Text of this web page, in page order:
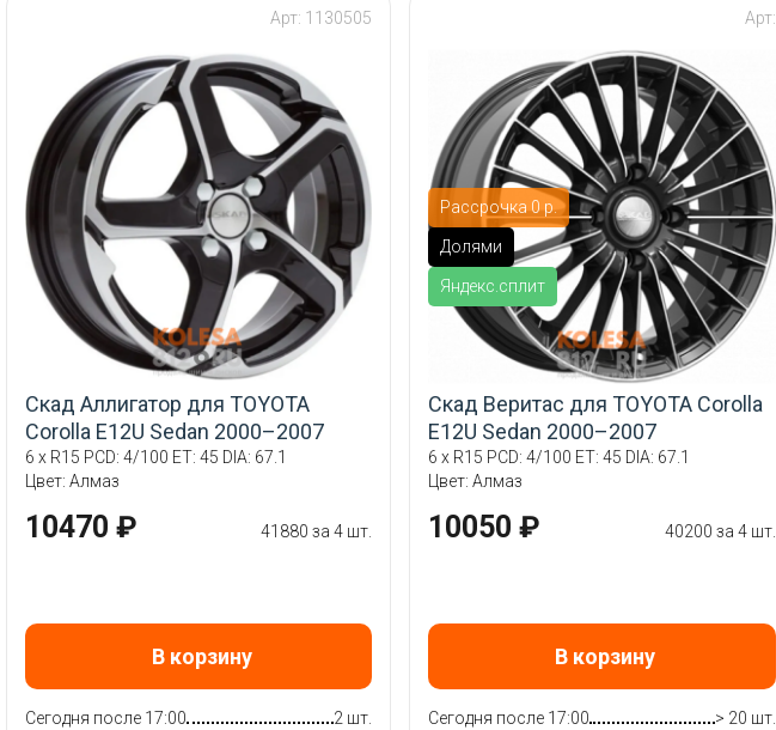
Арт: 1130505
Скад Аллигатор для TOYOTA
Corolla E12U Sedan 2000–2007
6 x R15 PCD: 4/100 ET: 45 DIA: 67.1
Цвет: Алмаз
10470 ₽ 41880 за 4 шт.
В корзину
Сегодня после 17:00
2 шт.
Рассрочка 0 р.
Долями
Яндекс.сплит
Арт:
Скад Веритас для TOYOTA Corolla
E12U Sedan 2000–2007
6 x R15 PCD: 4/100 ET: 45 DIA: 67.1
Цвет: Алмаз
10050 ₽ 40200 за 4 шт.
В корзину
Сегодня после 17:00 > 20 шт.